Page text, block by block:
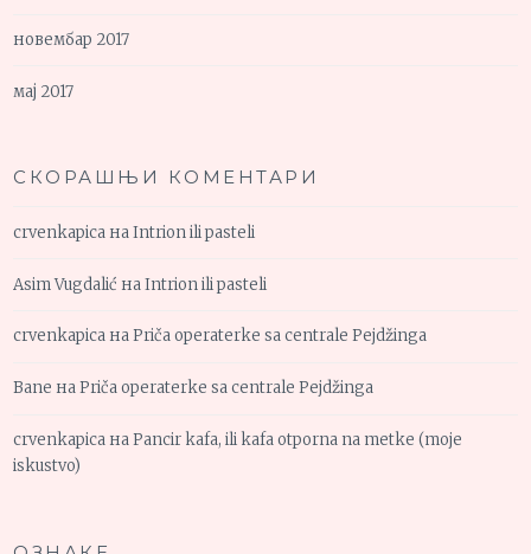
новембар 2017
мај 2017
СКОРАШЊИ КОМЕНТАРИ
crvenkapica наIntrion ili pasteli
Asim Vugdalić наIntrion ili pasteli
crvenkapica наPriča operaterke sa centrale Pejdžinga
Bane наPriča operaterke sa centrale Pejdžinga
crvenkapica наPancir kafa, ili kafa otporna na metke (moje
iskustvo)